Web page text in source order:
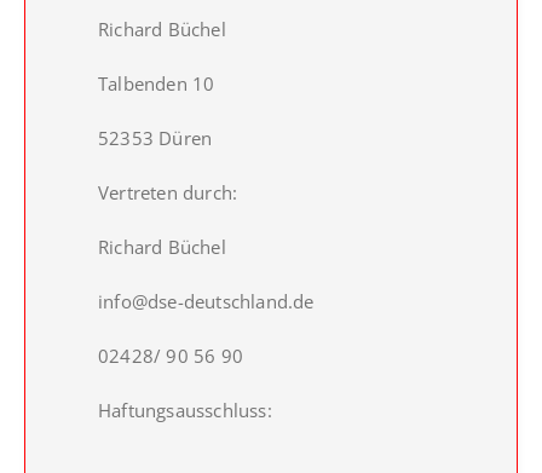
Richard Büchel
Talbenden 10
52353 Düren
Vertreten durch:
Richard Büchel
info@dse-deutschland.de
02428/ 90 56 90
Haftungsausschluss: